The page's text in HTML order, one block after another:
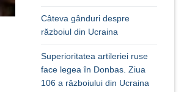
Câteva gânduri despre
războiul din Ucraina
Superioritatea artileriei ruse
face legea în Donbas. Ziua
106 a războiului din Ucraina